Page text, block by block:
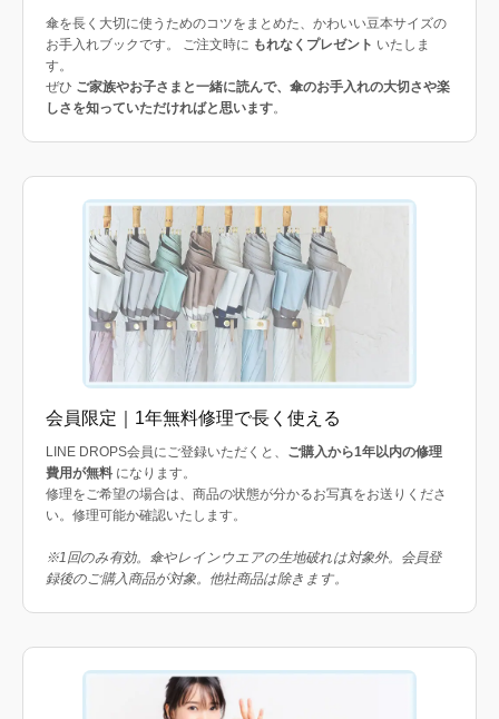
傘を長く大切に使うためのコツをまとめた、かわいい豆本サイズの
お手入れブックです。 ご注文時に もれなくプレゼント いたしま
す。
ぜひ ご家族やお子さまと一緒に読んで、傘のお手入れの大切さや楽
しさを知っていただければと思います。
会員限定｜1年無料修理で長く使える
LINE DROPS会員にご登録いただくと、 ご購入から1年以内の修理
費用が無料 になります。
修理をご希望の場合は、商品の状態が分かるお写真をお送りくださ
い。修理可能か確認いたします。
※1回のみ有効。傘やレインウエアの生地破れは対象外。会員登
録後のご購入商品が対象。他社商品は除きます。